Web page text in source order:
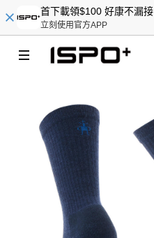
首下載領$100 好康不漏接
立刻使用官方APP